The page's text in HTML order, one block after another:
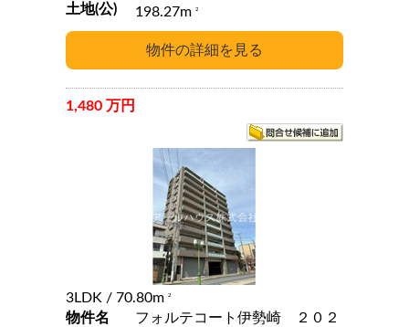
土地(公)
198.27m 2
1,480 万円
3LDK / 70.80m 2
物件名
フォルテコート伊勢崎 ２０２